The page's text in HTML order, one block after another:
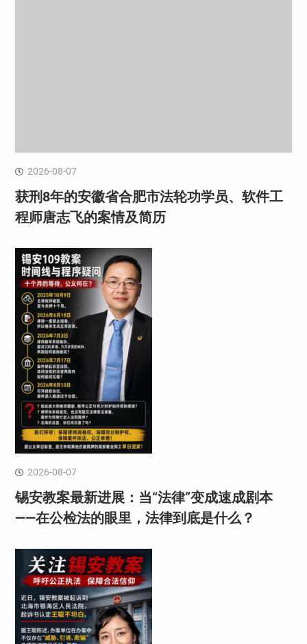
2026-08-07
获刑8年的安徽省合肥市法轮功学员、软件工
程师唐志飞的案情及简历
2026-08-07
锡安教案最新进展：当“法律”变成速成剧本
——在公检法的眼里，法律到底是什么？